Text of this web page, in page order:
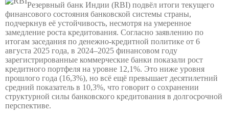
Резервный банк Индии (RBI) подвёл итоги текущего
финансового состояния банковской системы страны,
подчеркнув её устойчивость, несмотря на умеренное
замедление роста кредитования. Согласно заявлению по
итогам заседания по денежно-кредитной политике от 6
августа 2025 года, в 2024–2025 финансовом году
зарегистрированные коммерческие банки показали рост
кредитного портфеля на уровне 12,1%. Это ниже уровня
прошлого года (16,3%), но всё ещё превышает десятилетний
средний показатель в 10,3%, что говорит о сохранении
структурной силы банковского кредитования в долгосрочной
перспективе.